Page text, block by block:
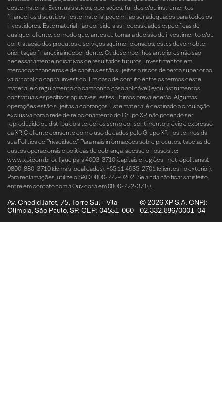
deste material. Eventuais ativos, operações, fundos e/ou instrumentos
financeiros discutidos neste material podem não ser adequados para todos os
investidores. Este material não considera as necessidades específicas de
qualquer cliente, de modo que, antes de tomar a decisão de investimento e/ou
contratação dos produtos e serviços aqui mencionados, estes devem obter
orientação financeira independente. Os desempenhos anteriores não são
necessariamente indicativos de resultados futuros. Investimentos em
mercados financeiros e de capitais estão sujeitos a riscos de perda superior ao
valor total do capital investido. Em caso de conflito entre os termos deste
material e o regulamento da campanha (caso aplicável) e/ou instrumentos
contratuais específicos aplicáveis, estes últimos prevalecerão. Algumas
operações estão sujeitas a cobranças. Este material é destinado à circulação
exclusiva para a rede de relacionamento do Grupo XP, não podendo ser
reproduzido ou distribuído a terceiros sem o consentimento prévio e expresso
da XP. O cliente consente com o uso de dados pelo Grupo XP, nos termos da
sua Política de Privacidade.” Para mais informações sobre produtos, tabelas de
custos operacionais e políticas de cobrança, acesse o nosso site:
www.xpi.com.br ou ligue para 4003-3710 (capitais e regiões metropolitanas),
0800-880-3710 (demais localidades), +55 11 4935-2701 (clientes no exterior).
Para reclamações, utilize o SAC 0800-772-0202. Se ainda não ficar satisfeito,
entre em contato com a Ouvidoria em 0800-722-3710.
Av. Chedid Jafet, 75, Torre Sul - Vila
Olímpia, São Paulo, SP. CEP: 04551-060
© 2026 XP S.A. CNPJ:
02.332.886/0001-04